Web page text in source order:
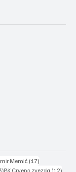
postsMemić (17)
13 posts
BK Crvena zvezda (12)